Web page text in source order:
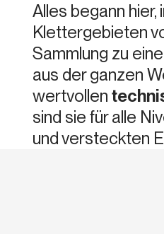
Alles begann hier,
Klettergebieten
Sammlung zu
aus der ganzen
wertvollen
sind sie für alle
und versteckten